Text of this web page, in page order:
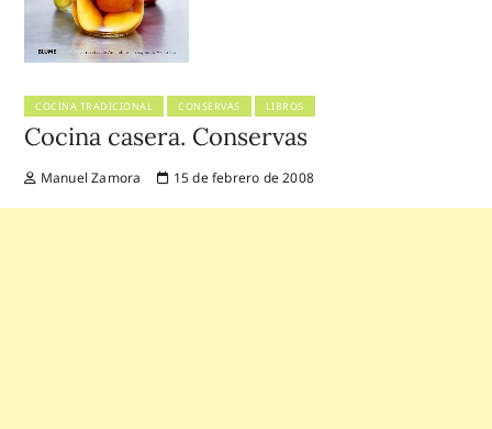
COCINA TRADICIONAL CONSERVAS LIBROS
Cocina casera. Conservas
Manuel Zamora 15 de febrero de 2008